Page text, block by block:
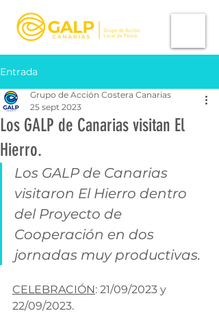
Entrada
Los GALP de Canarias visitan El
Hierro.
Grupo de Acción Costera Canarias
25 sept 2023
Los GALP de Canarias
visitaron El Hierro dentro
del Proyecto de
Cooperación en dos
jornadas muy productivas.
CELEBRACIÓN: 21/09/2023 y
22/09/2023.